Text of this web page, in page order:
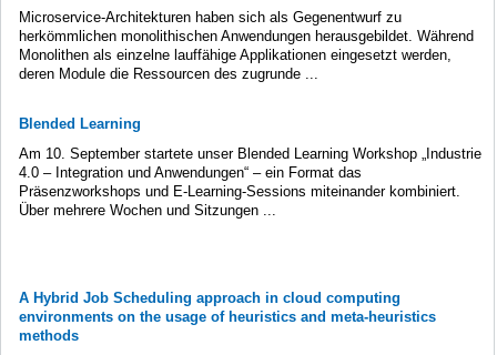
Microservice-Architekturen haben sich als Gegenentwurf zu
herkömmlichen monolithischen Anwendungen herausgebildet. Während
Monolithen als einzelne lauffähige Applikationen eingesetzt werden,
deren Module die Ressourcen des zugrunde ...
Blended Learning
Am 10. September startete unser Blended Learning Workshop „Industrie
4.0 – Integration und Anwendungen“ – ein Format das
Präsenzworkshops und E-Learning-Sessions miteinander kombiniert.
Über mehrere Wochen und Sitzungen ...
A Hybrid Job Scheduling approach in cloud computing
environments on the usage of heuristics and meta-heuristics
methods